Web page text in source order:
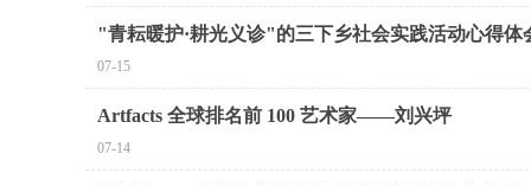
"青耘暖护·耕光义诊"的三下乡社会实践活动心得体
07-15
Artfacts 全球排名前 100 艺术家——刘兴坪
07-14